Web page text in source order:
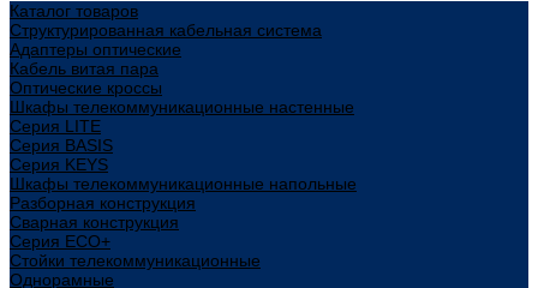
Каталог товаров
Структурированная кабельная система
Адаптеры оптические
Кабель витая пара
Оптические кроссы
Шкафы телекоммуникационные настенные
Cерия LITE
Cерия BASIS
Cерия KEYS
Шкафы телекоммуникационные напольные
Разборная конструкция
Сварная конструкция
Серия ECO+
Стойки телекоммуникационные
Однорамные